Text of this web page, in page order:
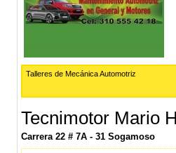
Talleres de Mecánica Automotriz
Tecnimotor Mario
Carrera 22 # 7A - 31 Sogamoso